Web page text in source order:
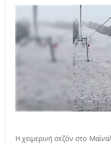
Η χειμερινή σεζόν στο